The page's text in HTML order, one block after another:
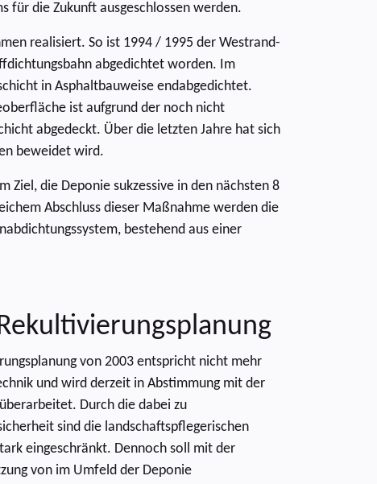
für die Zukunft ausgeschlossen werden.
realisiert. So ist 1994 / 1995 der Westrand-
abgedichtet worden. Im
in Asphaltbauweise endabgedichtet.
ist aufgrund der noch nicht
abgedeckt. Über die letzten Jahre hat sich
beweidet wird.
Ziel, die Deponie sukzessive in den nächsten 8
Abschluss dieser Maßnahme werden die
bestehend aus einer
von 2003 entspricht nicht mehr
und wird derzeit in Abstimmung mit der
Durch die dabei zu
sind die landschaftspflegerischen
eingeschränkt. Dennoch soll mit der
von im Umfeld der Deponie